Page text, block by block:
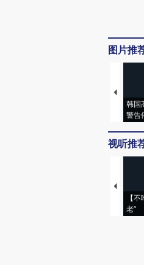
图片推
韩国
警告
视听推
【
老”